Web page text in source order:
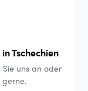
Tschechien
Sie uns an oder